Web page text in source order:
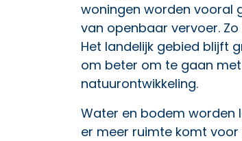
woningen worden vooral
van openbaar vervoer.
Het landelijk gebied blijft
om beter om te gaan
natuurontwikkeling.
Water en bodem worden
er meer ruimte komt